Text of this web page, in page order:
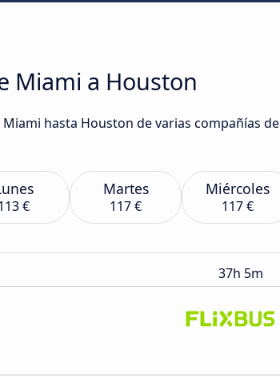
Miami a Houston
hasta Houston de varias compañías de
€
Martes
117 €
Miércoles
117 €
37h 5m